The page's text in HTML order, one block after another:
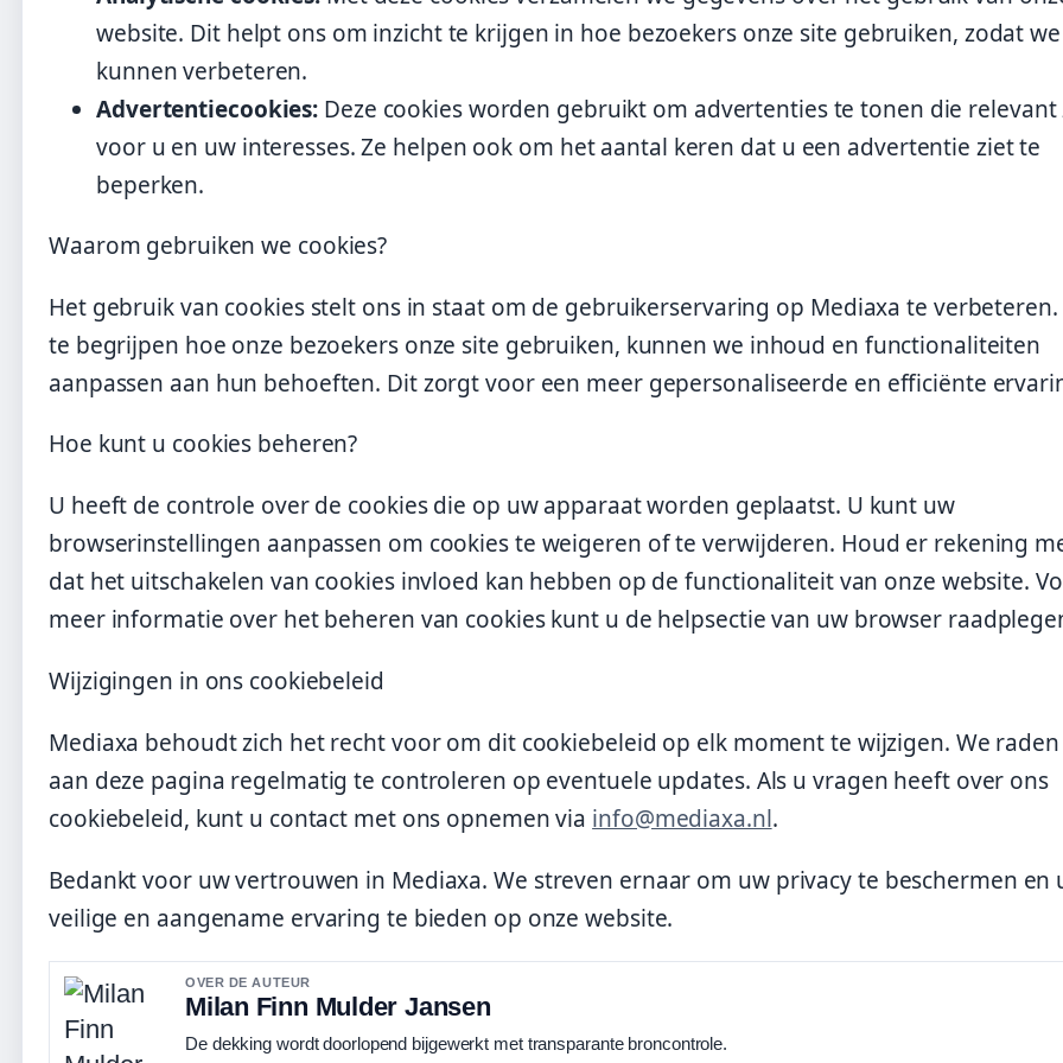
website. Dit helpt ons om inzicht te krijgen in hoe bezoekers onze site gebruiken, zodat
kunnen verbeteren.
Advertentiecookies: Deze cookies worden gebruikt om advertenties te tonen die relevant
voor u en uw interesses. Ze helpen ook om het aantal keren dat u een advertentie ziet te
beperken.
Waarom gebruiken we cookies?
Het gebruik van cookies stelt ons in staat om de gebruikerservaring op Mediaxa te
te begrijpen hoe onze bezoekers onze site gebruiken, kunnen we inhoud en functionaliteiten
aanpassen aan hun behoeften. Dit zorgt voor een meer gepersonaliseerde en efficiënte
Hoe kunt u cookies beheren?
U heeft de controle over de cookies die op uw apparaat worden geplaatst. U kunt uw
browserinstellingen aanpassen om cookies te weigeren of te verwijderen. Houd er rekening
dat het uitschakelen van cookies invloed kan hebben op de functionaliteit van onze website.
meer informatie over het beheren van cookies kunt u de helpsectie van uw browser
Wijzigingen in ons cookiebeleid
Mediaxa behoudt zich het recht voor om dit cookiebeleid op elk moment te wijzigen. We
aan deze pagina regelmatig te controleren op eventuele updates. Als u vragen heeft over ons
cookiebeleid, kunt u contact met ons opnemen via info@mediaxa.nl.
Bedankt voor uw vertrouwen in Mediaxa. We streven ernaar om uw privacy te beschermen en
veilige en aangename ervaring te bieden op onze website.
OVER DE AUTEUR
Milan Finn Mulder Jansen
De dekking wordt doorlopend bijgewerkt met transparante broncontrole.